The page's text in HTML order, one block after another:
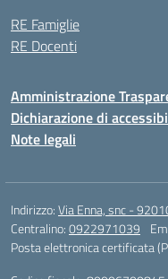
RE Famiglie
RE Docenti
Amministrazione
Dichiarazione di
Note legali
Indirizzo:Via Enna, snc -
Centralino:0922971039
Posta elettronica certificata